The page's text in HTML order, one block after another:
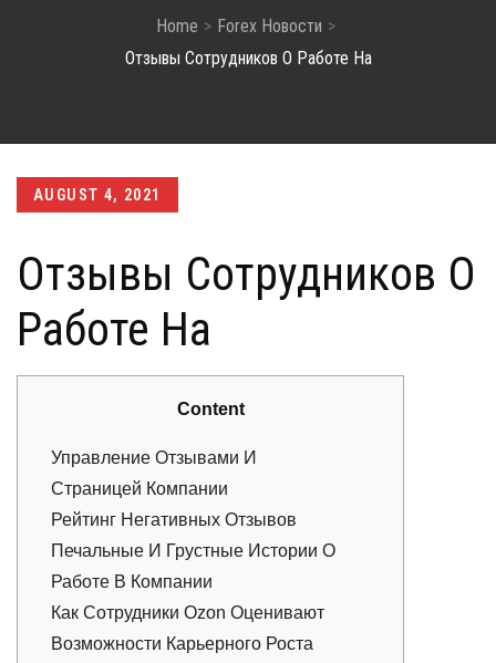
Home
Forex Новости
Отзывы Сотрудников О Работе На
Posted
AUGUST 4, 2021
Отзывы Сотрудников О
Работе На
Content
Управление Отзывами И
Страницей Компании
Рейтинг Негативных Отзывов
Печальные И Грустные Истории О
Работе В Компании
Как Сотрудники Ozon Оценивают
Возможности Карьерного Роста